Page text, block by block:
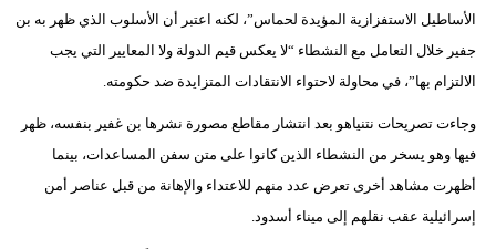
أبراج
سيارات
الأساطيل الاستفزازية المؤيدة لحماس”، لكنه اعتبر أن الأسلوب الذي ظهر به بن
جفير خلال التعامل مع النشطاء “لا يعكس قيم الدولة ولا المعايير التي يجب
الالتزام بها”، في محاولة لاحتواء الانتقادات المتزايدة ضد حكومته.
وجاءت تصريحات نتنياهو بعد انتشار مقاطع مصورة نشرها بن غفير بنفسه، ظهر
فيها وهو يسخر من النشطاء الذين كانوا على متن سفن المساعدات، بينما
أظهرت مشاهد أخرى تعرض عدد منهم للاعتداء والإهانة من قبل عناصر أمن
إسرائيلية عقب نقلهم إلى ميناء أسدود.